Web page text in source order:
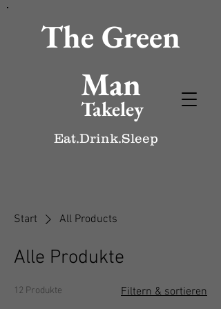
The Green
Man
Takeley
Eat.Drink.Sleep
Start All Products
Alle Produkte
12 Produkte Filtern & sortieren